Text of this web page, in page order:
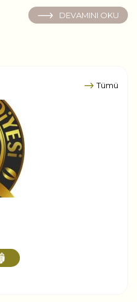
DEVAMINI OKU
Tümü